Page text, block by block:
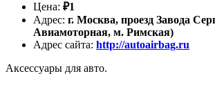
Цена: ₽1
Адрес: г. Москва, проезд Завода
Авиамоторная, м. Римская)
Адрес сайта: http://autoairbag.ru
Аксессуары для авто.